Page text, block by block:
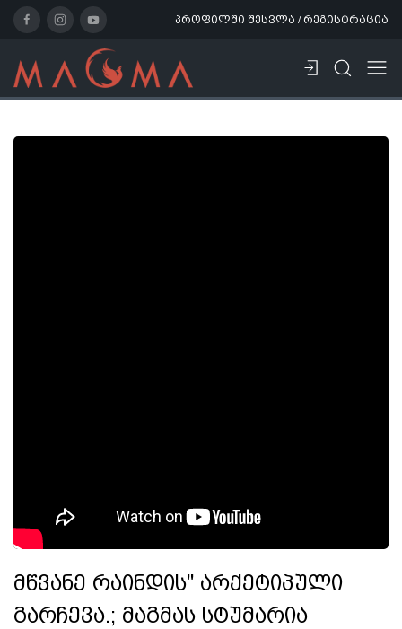
პროფილში შესვლა / რეგისტრაცია
მწვანე რაინდის" არქეტიპული
გარჩევა.; მაგმას სტუმარია